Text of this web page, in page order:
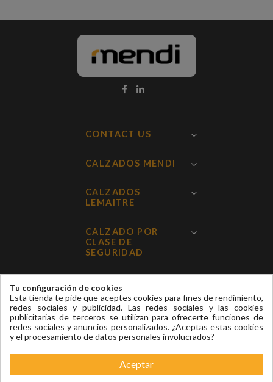
CONTACT US
CALZADOS MENDI
CALZADOS
LEMAITRE
CALZADO POR
CLASE DE
SEGURIDAD
Gestionar mis cookies
Tu configuración de cookies
Esta tienda te pide que aceptes cookies para fines de rendimiento,
redes sociales y publicidad. Las redes sociales y las cookies
publicitarias de terceros se utilizan para ofrecerte funciones de
redes sociales y anuncios personalizados. ¿Aceptas estas cookies
y el procesamiento de datos personales involucrados?
Aceptar